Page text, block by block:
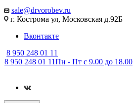
sale@drvorobev.ru
г. Кострома ул, Московская д.92Б
Вконтакте
8 950 248 01 11
8 950 248 01 11Пн - Пт с 9.00 до 18.00